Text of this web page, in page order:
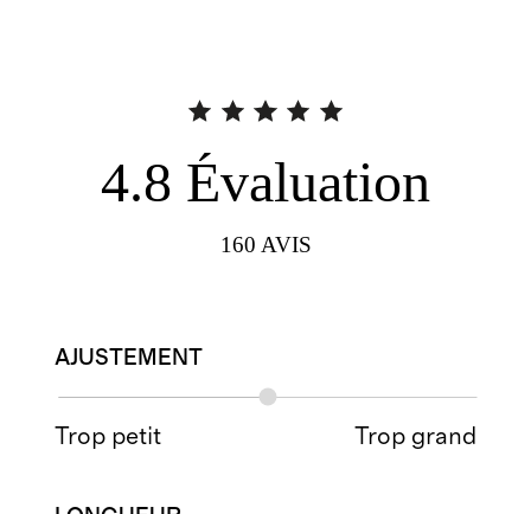
4.8 Évaluation
160 AVIS
AJUSTEMENT
Trop petit Trop grand